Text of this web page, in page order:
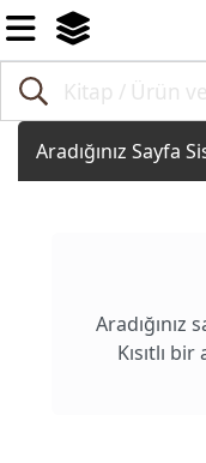
Aradığınız Sayfa
Aradığınız
Kısıtlı